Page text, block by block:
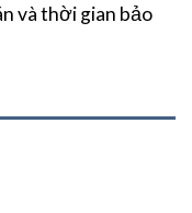
và thời gian bảo